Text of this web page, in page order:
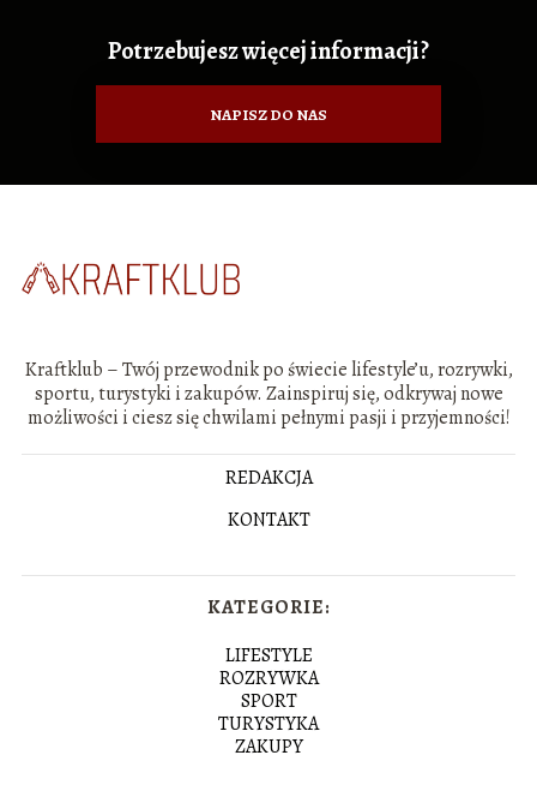
Potrzebujesz więcej informacji?
NAPISZ DO NAS
Kraftklub – Twój przewodnik po świecie lifestyle’u, rozrywki,
sportu, turystyki i zakupów. Zainspiruj się, odkrywaj nowe
możliwości i ciesz się chwilami pełnymi pasji i przyjemności!
REDAKCJA
KONTAKT
KATEGORIE:
LIFESTYLE
ROZRYWKA
SPORT
TURYSTYKA
ZAKUPY